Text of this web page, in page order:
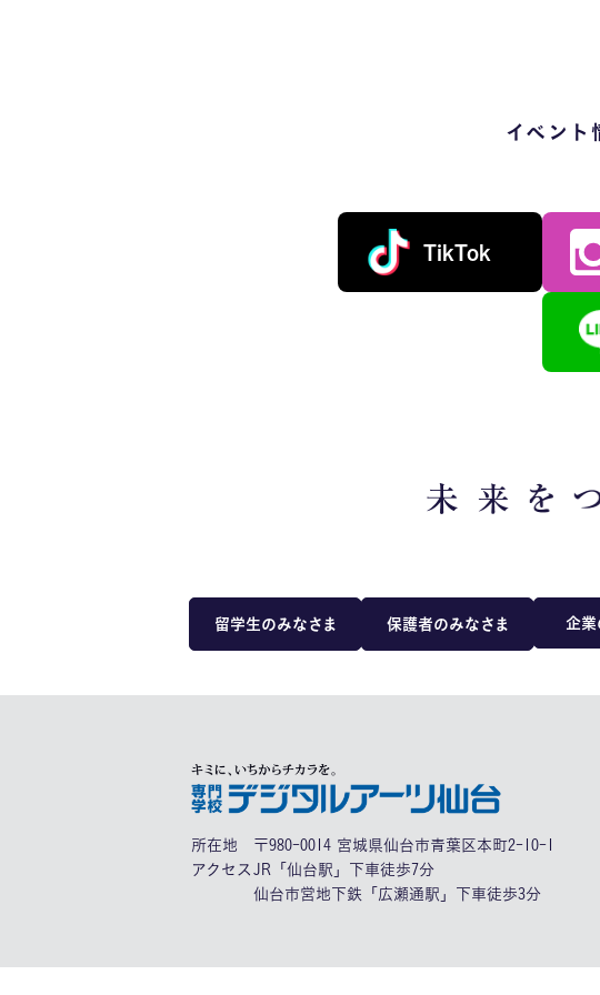
イベント
TikTok
留学生のみなさま 保護者のみなさま 企業
所在地
〒980-0014 宮城県仙台市青葉区本町2-10-1
アクセス JR「仙台駅」下車徒歩7分
仙台市営地下鉄「広瀬通駅」下車徒歩3分